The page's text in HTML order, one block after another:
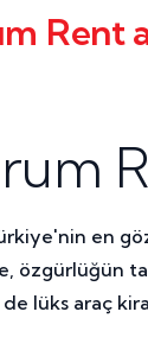
Rent
en
özgürlüğün
lüks araç